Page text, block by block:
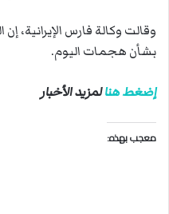
وقالت وكالة فارس الإيرانية،
بشأن هجمات اليوم.
إضغط هنالمزيد الأخبار
معجب بهذه: